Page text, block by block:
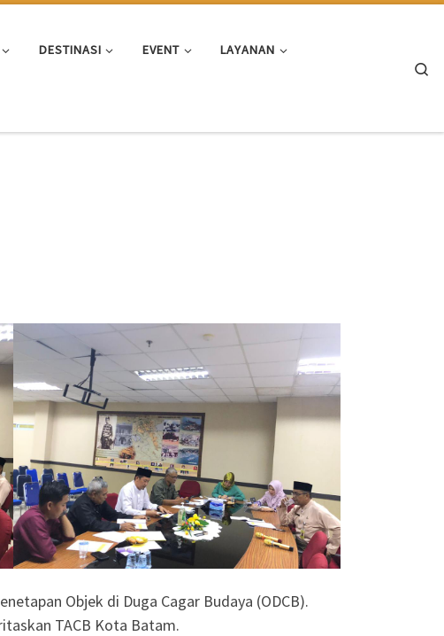
DESTINASI EVENT LAYANAN
Objek di Duga Cagar Budaya (ODCB).
TACB Kota Batam.